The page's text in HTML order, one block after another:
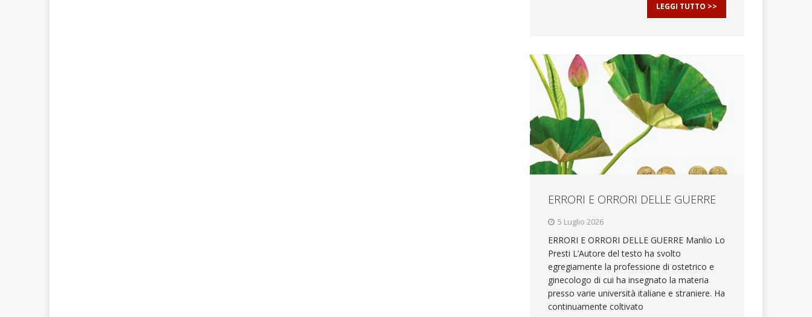
LEGGI TUTTO >>
ERRORI E ORRORI DELLE GUERRE
5 Luglio 2026
ERRORI E ORRORI DELLE GUERRE Manlio Lo
Presti L’Autore del testo ha svolto
egregiamente la professione di ostetrico e
ginecologo di cui ha insegnato la materia
presso varie università italiane e straniere. Ha
continuamente coltivato